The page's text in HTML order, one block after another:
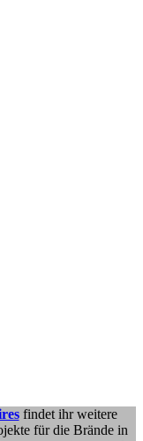
findet ihr weitere
für die Brände in